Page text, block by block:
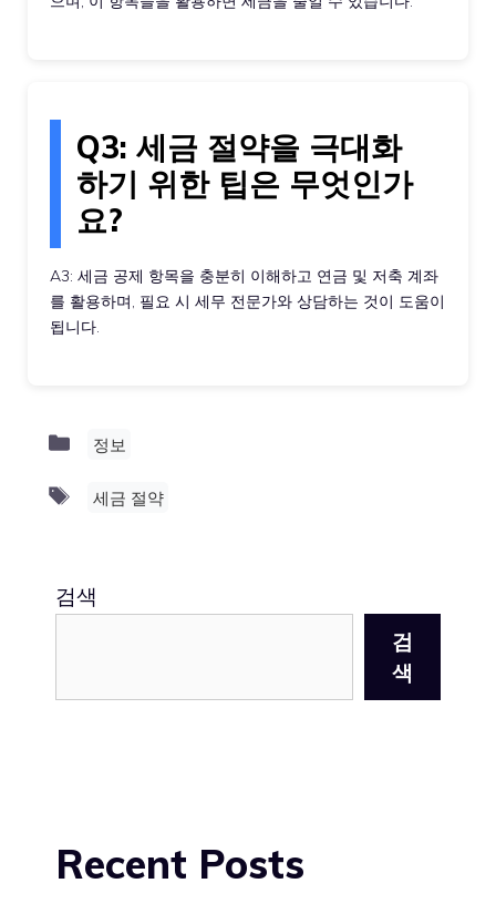
Q3: 세금 절약을 극대화
하기 위한 팁은 무엇인가
요?
A3: 세금 공제 항목을 충분히 이해하고 연금 및 저축 계좌
를 활용하며, 필요 시 세무 전문가와 상담하는 것이 도움이
됩니다.
Categories
정보
Tags
세금 절약
검색
검
색
Recent Posts